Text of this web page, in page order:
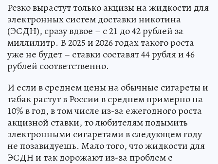
Резко вырастут только акцизы на жидкости для
электронных систем доставки никотина
(ЭСДН), сразу вдвое – с 21 до 42 рублей за
миллилитр. В 2025 и 2026 годах такого роста
уже не будет – ставки составят 44 рубля и 46
рублей соответственно.
И если в среднем цены на обычные сигареты и
табак растут в России в среднем примерно на
10% в год, в том числе из-за ежегодного роста
акцизной ставки, то любителям подымить
электронными сигаретами в следующем году
не позавидуешь. Мало того, что жидкости для
ЭСДН и так дорожают из-за проблем с